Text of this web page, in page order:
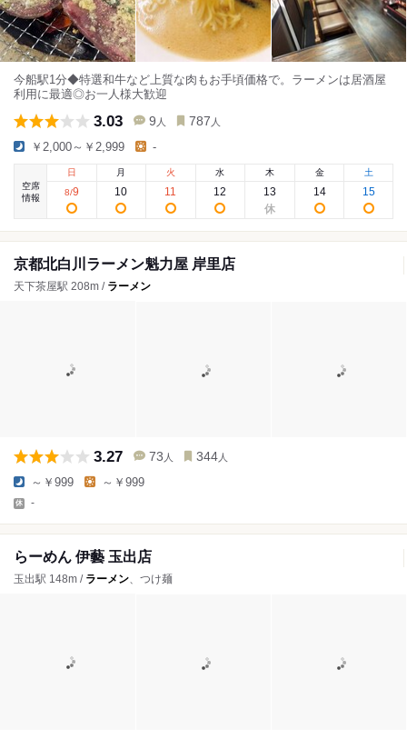
今船駅1分◆特選和牛など上質な肉もお手頃価格で。ラーメンは居酒屋
利用に最適◎お一人様大歓迎
3.03 9 人 787 人
￥2,000～￥2,999 -
空席
情報
日
8/9
月
10
火
11
水
12
木
13
金
14
土
15
京都北白川ラーメン魁力屋 岸里店
天下茶屋駅 208m / ラーメン
3.27 73 人 344 人
～￥999 ～￥999
-
らーめん 伊藝 玉出店
玉出駅 148m / ラーメン、つけ麺